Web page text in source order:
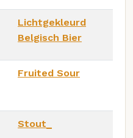
Lichtgekleurd
Belgisch Bier
Fruited Sour
Stout_